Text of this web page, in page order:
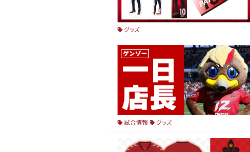
グッズ
試合情報 グッズ